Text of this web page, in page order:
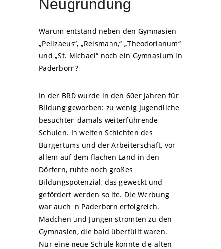
Neugründung
Warum entstand neben den Gymnasien
„Pelizaeus“, „Reismann,“ „Theodorianum“
und „St. Michael“ noch ein Gymnasium in
Paderborn?
In der BRD wurde in den 60er Jahren für
Bildung geworben: zu wenig Jugendliche
besuchten damals weiterführende
Schulen. In weiten Schichten des
Bürgertums und der Arbeiterschaft, vor
allem auf dem flachen Land in den
Dörfern, ruhte noch großes
Bildungspotenzial, das geweckt und
gefördert werden sollte. Die Werbung
war auch in Paderborn erfolgreich.
Mädchen und Jungen strömten zu den
Gymnasien, die bald überfüllt waren.
Nur eine neue Schule konnte die alten